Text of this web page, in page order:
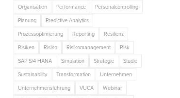
Organisation Performance Personalcontrolling
Planung Predictive Analytics
Prozessoptimierung Reporting Resilienz
Risiken Risiko Risikomanagement Risk
SAP S/4 HANA Simulation Strategie Studie
Sustainability Transformation Unternehmen
Unternehmensführung VUCA Webinar